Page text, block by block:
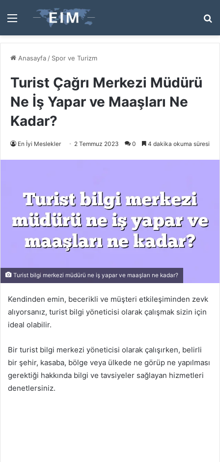
Menü
...
Anasayfa / Spor ve Turizm
Turist Çağrı Merkezi Müdürü
Ne İş Yapar ve Maaşları Ne
Kadar?
En İyi Meslekler 2 Temmuz 2023 0 4 dakika okuma süresi
Turist bilgi merkezi müdürü ne iş yapar ve maaşları ne kadar?
Kendinden emin, becerikli ve müşteri etkileşiminden zevk
alıyorsanız, turist bilgi yöneticisi olarak çalışmak sizin için
ideal olabilir.
Bir turist bilgi merkezi yöneticisi olarak çalışırken, belirli
bir şehir, kasaba, bölge veya ülkede ne görüp ne yapılması
gerektiği hakkında bilgi ve tavsiyeler sağlayan hizmetleri
denetlersiniz.